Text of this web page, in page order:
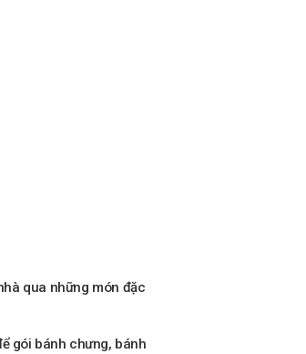
qua những món đặc
gói bánh chưng, bánh